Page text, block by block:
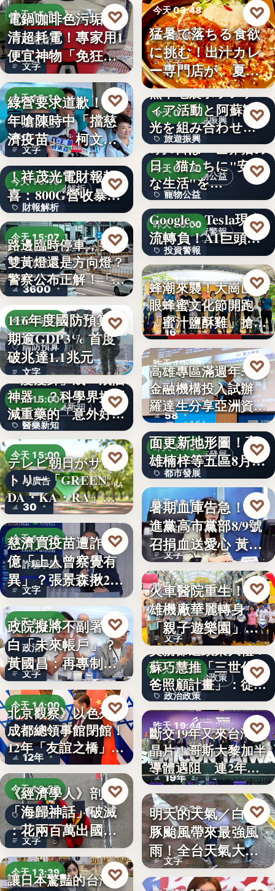
今天 15:30
省電清潔
文字
電鍋咖啡色污垢不
清超耗電！專家用1
便宜神物「免狂刷
就乾淨…
♡
今天 15:11
政治攻防
文字
綠營要求道歉！當
年嗆陳時中「擋慈
濟疫苗」 柯文哲
再大罵：…
♡
財報解析
今天 15:10
財報解析
文字
AI光通訊需求爆發
！祥茂光電財報報
喜：800G營收暴增
逾…
♡
今天 15:07
交通法規
3600
路邊臨時停車，要打
雙黃燈還是方向燈？
警察公布正解！「違
規…
♡
今天 15:02
國防預算
文字
116年度國防預算預
期逾GDP3% 首度
破兆達1.1兆元
♡
醫藥新知
今天 15:00
醫藥新知
24
「瘦瘦針」成「戒酒
神器」？科學界揭開
減重藥的「意外好
處」…
♡
今天 15:00
AI廣告
30
テレビ朝日がサン
トリー「GREEN
DA・KA・RA」
と…
♡
今天 14:26
詐騙爭議
文字
慈濟買疫苗遭詐10
億「上人曾察覺有
異」？張景森揪2疑
點轟…
♡
今天 14:14
政治
文字
政院擬將不副署藍
白「未來帳戶」？
黃國昌：再專制也
不該拿孩…
♡
今天 14:00
國際外交
12年
北京觀察》以色列駐
成都總領事館閉館！
12年「友誼之橋」
為…
♡
今天 13:57
海歸就業
文字
《經濟學人》剖析
「海歸神話」破滅
：花兩百萬出國留
學，回國…
♡
今天 13:39
讓日本驚豔的台灣甘
♡
14年
今天 03:48
餐飲新品
文字
猛暑で落ちる食欲
に挑む！出汁カレ
ー専門店が、夏限
定「無限…
♡
旅遊振興
今天 03:48
旅遊振興
2
熊本地震ボランテ
ィア活動と阿蘇観
光を組み合わせた
「ボラン…
♡
寵物公益
今天 03:30
寵物公益
8%
8月8日は「世界猫の
日」猫たちに"安全
な生活"を…
♡
投資警報
昨天 20:00
投資警報
文字
下班國際線》
Google、Tesla現金
流轉負！AI巨頭…
♡
昨天 19:59
農業活動
16
蜂潮來襲！大崗山龍
眼蜂蜜文化節開跑
「蜜汁鹽酥雞」搶先
爆…
♡
昨天 19:56
金融政策
58
高雄專區滿週年58家
金融機構投入試辦
羅達生分享亞洲資
產…
♡
都市發展
昨天 19:55
都市發展
文字
二十多年來首次全
面更新地形圖！高
雄楠梓等五區8月20
日上…
♡
昨天 19:53
公益活動
文字
暑期血庫告急！民
進黨高市黨部8/9號
召捐血送愛心 黃
捷、…
♡
昨天 19:51
親子旅遊
文字
火車醫院重生！高
雄機廠華麗轉身
「親子遊樂園」
開幕首日…
♡
政治政策
昨天 19:49
政治政策
50%
父親節送政策大禮！
蘇巧慧推「三世代爸
爸照顧計畫」：從準
爸…
♡
昨天 19:44
半導體
19年
斷交19年又來台灣找
晶片！哥斯大黎加半
導體遇阻 連2年
參…
♡
昨天 19:38
颱風動態
文字
明天的天氣／白海
豚颱風帶來最強風
雨！全台天氣大轉
變「豪雨…
♡